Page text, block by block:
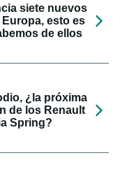
siete nuevos
esto es
de ellos
¿la próxima
de los Renault
Spring?